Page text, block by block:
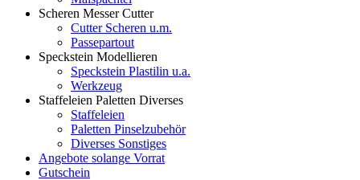
Scheren Messer Cutter
Cutter Scheren u.m.
Passepartout
Speckstein Modellieren
Speckstein Plastilin u.a.
Werkzeug
Staffeleien Paletten Diverses
Staffeleien
Paletten Pinselzubehör
Diverses Sonstiges
Angebote solange Vorrat
Gutschein